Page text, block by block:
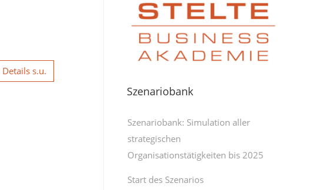
s.u.
Szenariobank
Szenariobank: Simulation aller
strategischen
Organisationstätigkeiten bis 2025
Start des Szenarios